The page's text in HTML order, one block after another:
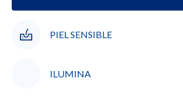
PIEL SENSIBLE
ILUMINA